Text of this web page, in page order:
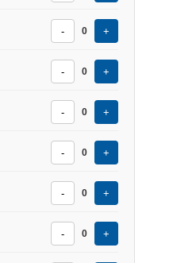
- 0 +
- 0 +
- 0 +
- 0 +
- 0 +
- 0 +